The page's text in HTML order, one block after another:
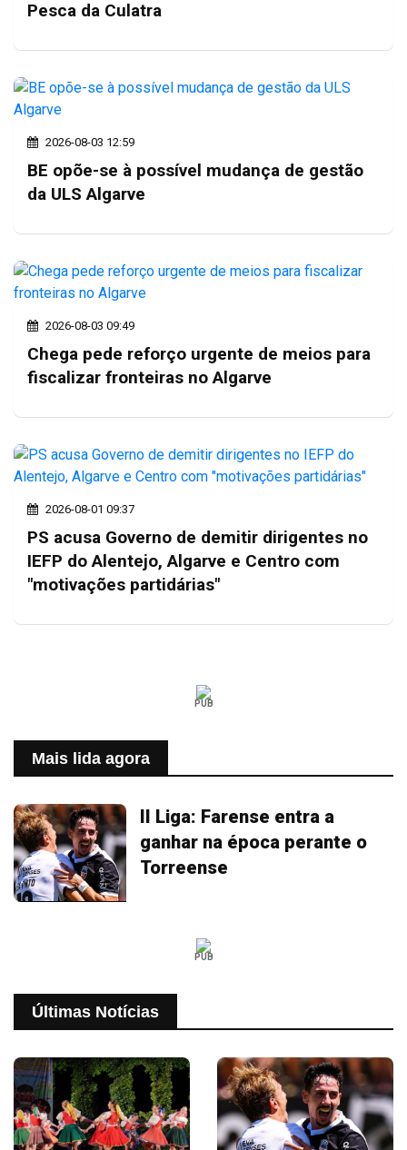
Pesca da Culatra
2026-08-03 12:59
BE opõe-se à possível mudança de gestão
da ULS Algarve
2026-08-03 09:49
Chega pede reforço urgente de meios para
fiscalizar fronteiras no Algarve
2026-08-01 09:37
PS acusa Governo de demitir dirigentes no
IEFP do Alentejo, Algarve e Centro com
"motivações partidárias"
PUB
Mais lida agora
II Liga: Farense entra a
ganhar na época perante o
Torreense
PUB
Últimas Notícias